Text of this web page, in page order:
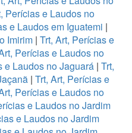
Perícias e Laudos no
e Laudos em Iguatemi |
Imirim | Trt, Art, Perícias e
Perícias e Laudos no
e Laudos no Jaguará | Trt,
| Trt, Art, Perícias e
Perícias e Laudos no
e Laudos no Jardim
e Laudos no Jardim